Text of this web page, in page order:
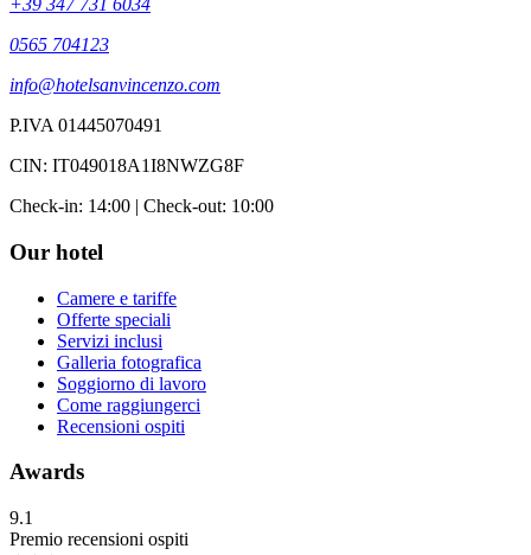
+39 347 731 6034
0565 704123
info@hotelsanvincenzo.com
P.IVA 01445070491
CIN: IT049018A1I8NWZG8F
Check-in: 14:00 | Check-out: 10:00
Our hotel
Camere e tariffe
Offerte speciali
Servizi inclusi
Galleria fotografica
Soggiorno di lavoro
Come raggiungerci
Recensioni ospiti
Awards
9.1
Premio recensioni ospiti